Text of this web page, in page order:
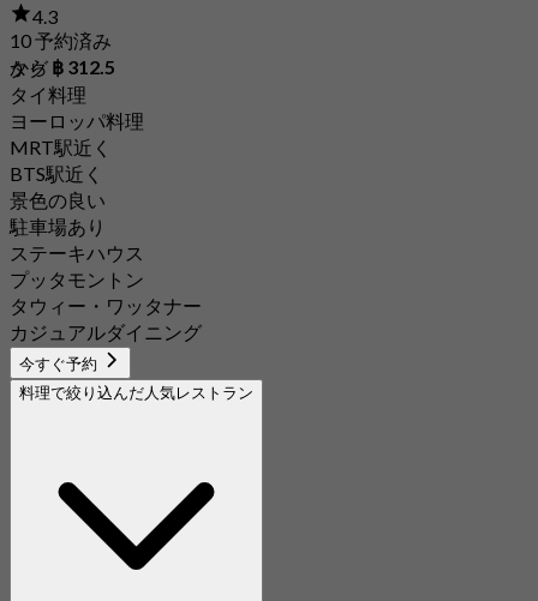
4.3
10 予約済み
から ฿ 312.5
タグ
タイ料理
ヨーロッパ料理
MRT駅近く
BTS駅近く
景色の良い
駐車場あり
ステーキハウス
プッタモントン
タウィー・ワッタナー
カジュアルダイニング
今すぐ予約
料理で絞り込んだ人気レストラン